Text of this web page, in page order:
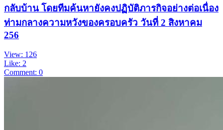
กลับบ้าน โดยทีมค้นหายังคงปฏิบัติภารกิจอย่างต่อเนื่อง
ท่ามกลางความหวังของครอบครัว วันที่ 2 สิงหาคม
256
View: 126
Like: 2
Comment: 0